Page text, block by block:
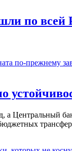
по всей
Центральный